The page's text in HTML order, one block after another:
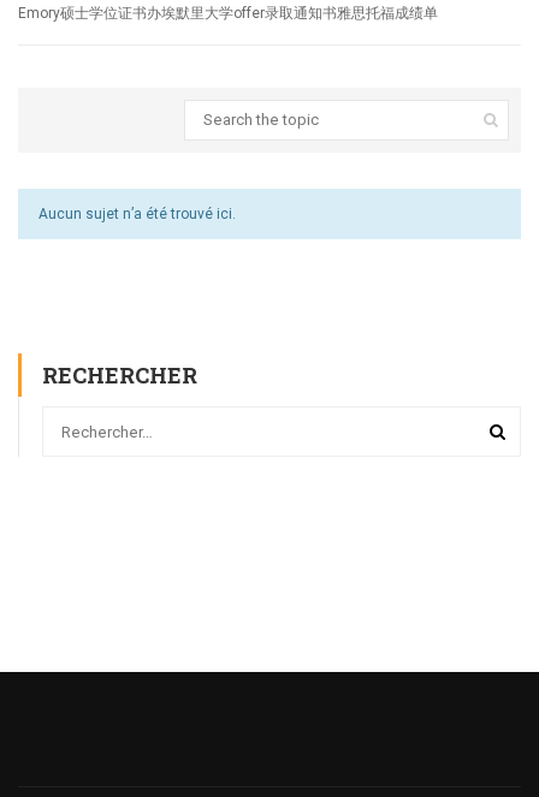
Emory硕士学位证书办埃默里大学offer录取通知书雅思托福成绩单
Aucun sujet n’a été trouvé ici.
RECHERCHER